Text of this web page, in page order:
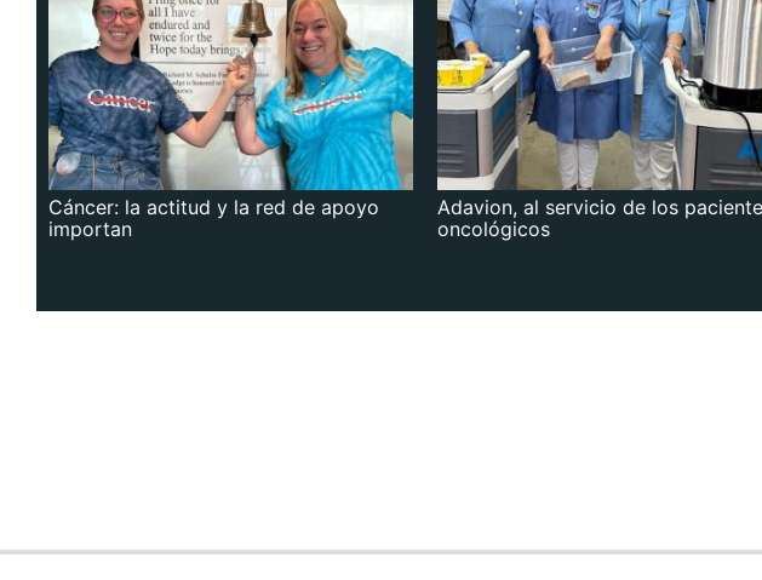
Cáncer: la actitud y la red de apoyo
importan
Adavion, al servicio de los
oncológicos